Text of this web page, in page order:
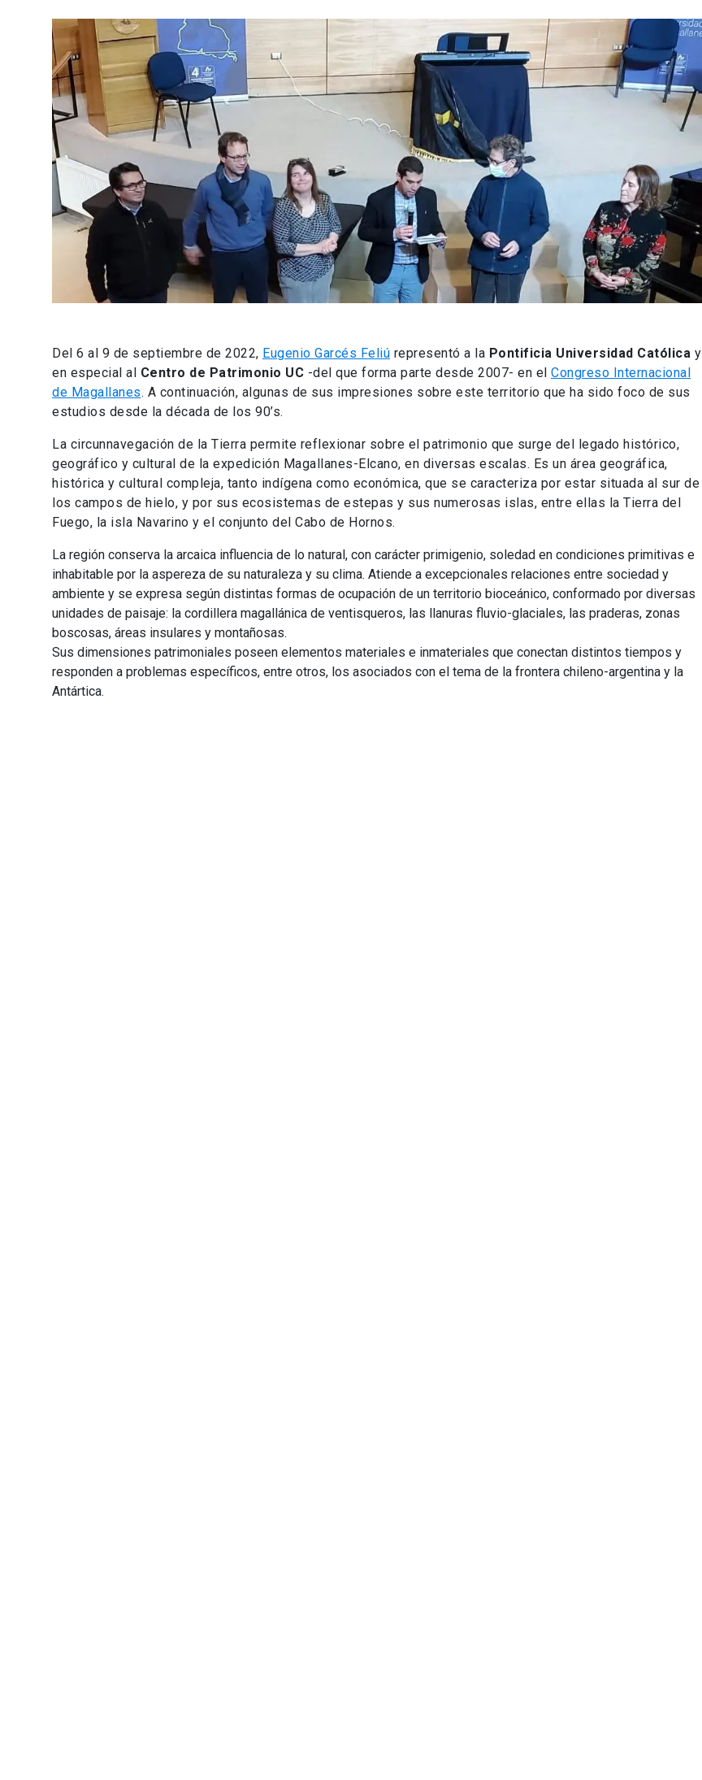
Del 6 al 9 de septiembre de 2022, Eugenio Garcés Feliú representó a la Pontificia Universidad Católica y
en especial al Centro de Patrimonio UC -del que forma parte desde 2007- en el Congreso Internacional
de Magallanes. A continuación, algunas de sus impresiones sobre este territorio que ha sido foco de sus
estudios desde la década de los 90’s.
La circunnavegación de la Tierra permite reflexionar sobre el patrimonio que surge del legado histórico,
geográfico y cultural de la expedición Magallanes-Elcano, en diversas escalas. Es un área geográfica,
histórica y cultural compleja, tanto indígena como económica, que se caracteriza por estar situada al sur de
los campos de hielo, y por sus ecosistemas de estepas y sus numerosas islas, entre ellas la Tierra del
Fuego, la isla Navarino y el conjunto del Cabo de Hornos.
La región conserva la arcaica influencia de lo natural, con carácter primigenio, soledad en condiciones primitivas e
inhabitable por la aspereza de su naturaleza y su clima. Atiende a excepcionales relaciones entre sociedad y
ambiente y se expresa según distintas formas de ocupación de un territorio bioceánico, conformado por diversas
unidades de paisaje: la cordillera magallánica de ventisqueros, las llanuras fluvio-glaciales, las praderas, zonas
boscosas, áreas insulares y montañosas.
Sus dimensiones patrimoniales poseen elementos materiales e inmateriales que conectan distintos tiempos y
responden a problemas específicos, entre otros, los asociados con el tema de la frontera chileno-argentina y la
Antártica.